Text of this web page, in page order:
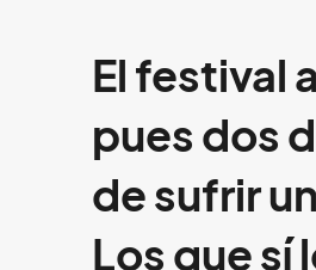
El festival
pues dos
de sufrir
Los que sí